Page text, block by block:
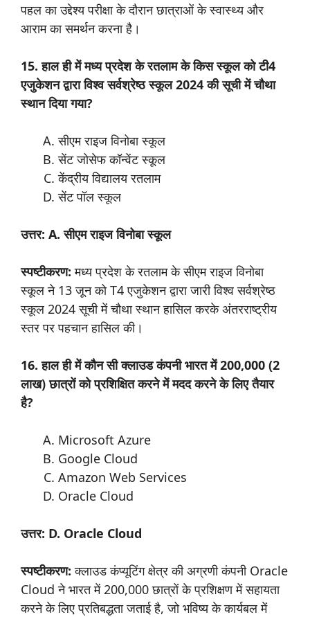
पहल का उद्देश्य परीक्षा के दौरान छात्राओं के स्वास्थ्य और
आराम का समर्थन करना है।
15. हाल ही में मध्य प्रदेश के रतलाम के किस स्कूल को टी4
एजुकेशन द्वारा विश्व सर्वश्रेष्ठ स्कूल 2024 की सूची में चौथा
स्थान दिया गया?
सीएम राइज विनोबा स्कूल
सेंट जोसेफ कॉन्वेंट स्कूल
केंद्रीय विद्यालय रतलाम
सेंट पॉल स्कूल
उत्तर: A. सीएम राइज विनोबा स्कूल
स्पष्टीकरण: मध्य प्रदेश के रतलाम के सीएम राइज विनोबा
स्कूल ने 13 जून को T4 एजुकेशन द्वारा जारी विश्व सर्वश्रेष्ठ
स्कूल 2024 सूची में चौथा स्थान हासिल करके अंतरराष्ट्रीय
स्तर पर पहचान हासिल की।
16. हाल ही में कौन सी क्लाउड कंपनी भारत में 200,000 (2
लाख) छात्रों को प्रशिक्षित करने में मदद करने के लिए तैयार
है?
Microsoft Azure
Google Cloud
Amazon Web Services
Oracle Cloud
उत्तर: D. Oracle Cloud
स्पष्टीकरण: क्लाउड कंप्यूटिंग क्षेत्र की अग्रणी कंपनी Oracle
Cloud ने भारत में 200,000 छात्रों के प्रशिक्षण में सहायता
करने के लिए प्रतिबद्धता जताई है, जो भविष्य के कार्यबल में